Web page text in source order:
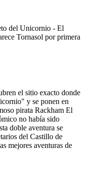
del Unicornio - El
Tornasol por primera
el sitio exacto donde
y se ponen en
pirata Rackham El
no había sido
doble aventura se
del Castillo de
mejores aventuras de